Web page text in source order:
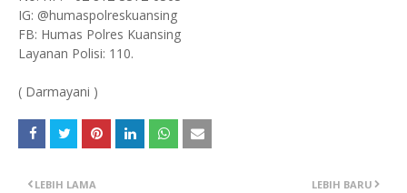
IG: @humaspolreskuansing
FB: Humas Polres Kuansing
Layanan Polisi: 110.
( Darmayani )
LEBIH BARU
LEBIH LAMA